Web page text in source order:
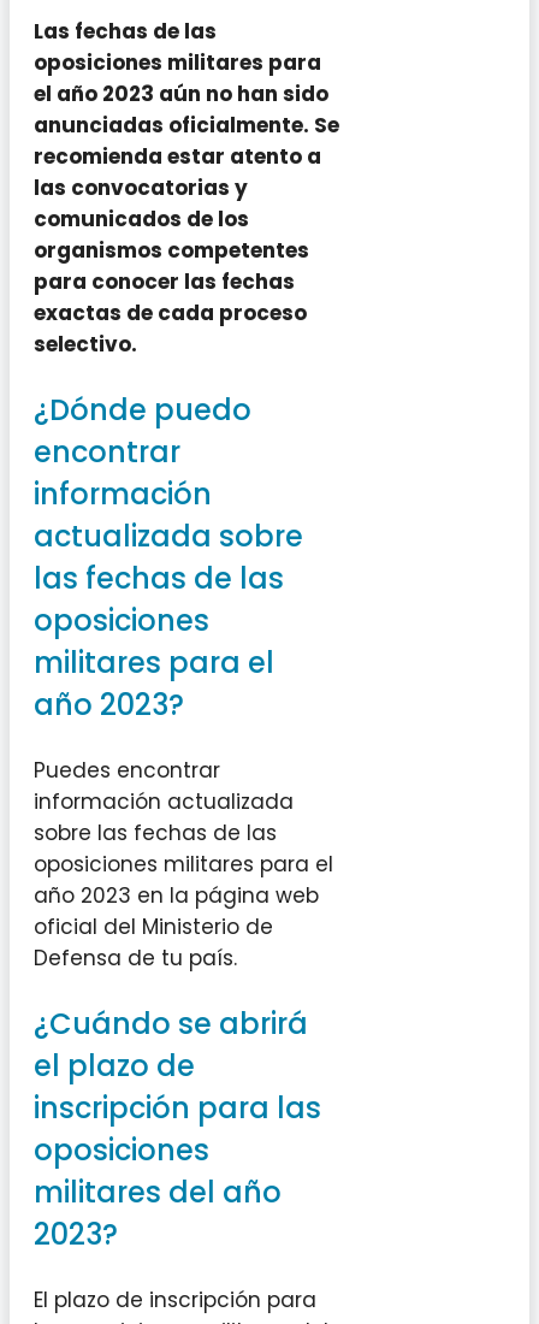
Las fechas de las
oposiciones militares para
el año 2023 aún no han sido
anunciadas oficialmente. Se
recomienda estar atento a
las convocatorias y
comunicados de los
organismos competentes
para conocer las fechas
exactas de cada proceso
selectivo.
¿Dónde puedo
encontrar
información
actualizada sobre
las fechas de las
oposiciones
militares para el
año 2023?
Puedes encontrar
información actualizada
sobre las fechas de las
oposiciones militares para el
año 2023 en la página web
oficial del Ministerio de
Defensa de tu país.
¿Cuándo se abrirá
el plazo de
inscripción para las
oposiciones
militares del año
2023?
El plazo de inscripción para